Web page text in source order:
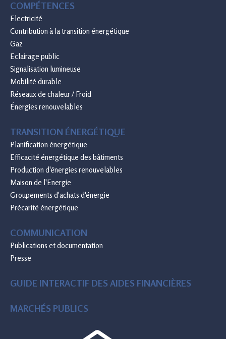
COMPÉTENCES
Electricité
Contribution à la transition énergétique
Gaz
Eclairage public
Signalisation lumineuse
Mobilité durable
Réseaux de chaleur / Froid
Énergies renouvelables
TRANSITION ÉNERGÉTIQUE
Planification énergétique
Efficacité énergétique des bâtiments
Production d'énergies renouvelables
Maison de l'Energie
Groupements d'achats d'énergie
Précarité énergétique
COMMUNICATION
Publications et documentation
Presse
GUIDE INTERACTIF DES AIDES FINANCIÈRES
MARCHÉS PUBLICS